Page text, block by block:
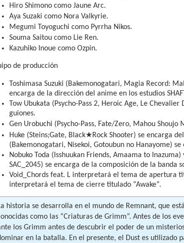
Hiro Shimono como Jaune Arc.
Aya Suzaki como Nora Valkyrie.
Megumi Toyoguchi como Pyrrha Nikos.
Souma Saitou como Lie Ren.
Kazuhiko Inoue como Ozpin.
de producción
Toshimasa Suzuki (Bakemonogatari, Magia Record:
encarga de la dirección del anime en los estudios
Tow Ubukata (Psycho-Pass 2, Heroic Age, Le
guiones.
Gen Urobuchi (Psycho-Pass, Fate/Zero, Mahou Shoujo
Huke (Steins;Gate, Black★Rock Shooter) se encarga
(Bakemonogatari, Nisekoi, Gotoubun no Hanayome)
Nobuko Toda (Isshuukan Friends, Amaama to
SAC_2045) se encarga de la composición de la banda
Void_Chords feat. L interpretará el tema de apertura
interpretará el tema de cierre titulado “Awake“.
historia se desarrolla en el mundo de Remnant, que
como las “Criaturas de Grimm”. Antes de los
los Grimm antes de descubrir el poder de un
en la batalla. En el presente, el Dust es utilizado